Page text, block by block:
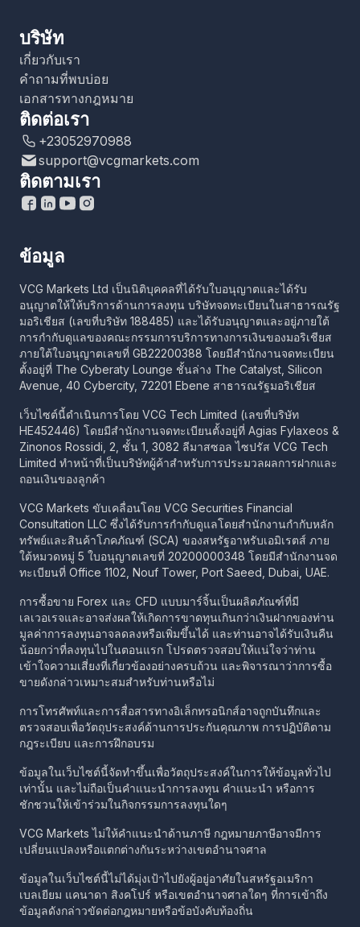
ข้อมูล
VCG Markets Ltd เป็นนิติบุคคลที่ได้รับใบอนุญาตและได้รับ
อนุญาตให้ให้บริการด้านการลงทุน บริษัทจดทะเบียนในสาธารณรัฐ
มอริเชียส (เลขที่บริษัท 188485) และได้รับอนุญาตและอยู่ภายใต้
การกำกับดูแลของคณะกรรมการบริการทางการเงินของมอริเชียส
ภายใต้ใบอนุญาตเลขที่ GB22200388 โดยมีสำนักงานจดทะเบียน
ตั้งอยู่ที่ The Cyberaty Lounge ชั้นล่าง The Catalyst, Silicon
Avenue, 40 Cybercity, 72201 Ebene สาธารณรัฐมอริเชียส
เว็บไซต์นี้ดำเนินการโดย VCG Tech Limited (เลขที่บริษัท
HE452446) โดยมีสำนักงานจดทะเบียนตั้งอยู่ที่ Agias Fylaxeos &
Zinonos Rossidi, 2, ชั้น 1, 3082 ลีมาสซอล ไซปรัส VCG Tech
Limited ทำหน้าที่เป็นบริษัทผู้ค้าสำหรับการประมวลผลการฝากและ
ถอนเงินของลูกค้า
VCG Markets ขับเคลื่อนโดย VCG Securities Financial
Consultation LLC ซึ่งได้รับการกำกับดูแลโดยสำนักงานกำกับหลัก
ทรัพย์และสินค้าโภคภัณฑ์ (SCA) ของสหรัฐอาหรับเอมิเรตส์ ภาย
ใต้หมวดหมู่ 5 ใบอนุญาตเลขที่ 20200000348 โดยมีสำนักงานจด
ทะเบียนที่ Office 1102, Nouf Tower, Port Saeed, Dubai, UAE.
การซื้อขาย Forex และ CFD แบบมาร์จิ้นเป็นผลิตภัณฑ์ที่มี
เลเวอเรจและอาจส่งผลให้เกิดการขาดทุนเกินกว่าเงินฝากของท่าน
มูลค่าการลงทุนอาจลดลงหรือเพิ่มขึ้นได้ และท่านอาจได้รับเงินคืน
น้อยกว่าที่ลงทุนไปในตอนแรก โปรดตรวจสอบให้แน่ใจว่าท่าน
เข้าใจความเสี่ยงที่เกี่ยวข้องอย่างครบถ้วน และพิจารณาว่าการซื้อ
ขายดังกล่าวเหมาะสมสำหรับท่านหรือไม่
การโทรศัพท์และการสื่อสารทางอิเล็กทรอนิกส์อาจถูกบันทึกและ
ตรวจสอบเพื่อวัตถุประสงค์ด้านการประกันคุณภาพ การปฏิบัติตาม
กฎระเบียบ และการฝึกอบรม
ข้อมูลในเว็บไซต์นี้จัดทำขึ้นเพื่อวัตถุประสงค์ในการให้ข้อมูลทั่วไป
เท่านั้น และไม่ถือเป็นคำแนะนำการลงทุน คำแนะนำ หรือการ
ชักชวนให้เข้าร่วมในกิจกรรมการลงทุนใดๆ
VCG Markets ไม่ให้คำแนะนำด้านภาษี กฎหมายภาษีอาจมีการ
เปลี่ยนแปลงหรือแตกต่างกันระหว่างเขตอำนาจศาล
ข้อมูลในเว็บไซต์นี้ไม่ได้มุ่งเป้าไปยังผู้อยู่อาศัยในสหรัฐอเมริกา
เบลเยียม แคนาดา สิงคโปร์ หรือเขตอำนาจศาลใดๆ ที่การเข้าถึง
ข้อมูลดังกล่าวขัดต่อกฎหมายหรือข้อบังคับท้องถิ่น
บริษัท
เกี่ยวกับเรา
คำถามที่พบบ่อย
เอกสารทางกฎหมาย
ติดต่อเรา
+23052970988
support@vcgmarkets.com
ติดตามเรา